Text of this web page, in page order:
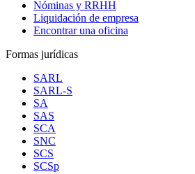
Nóminas y RRHH
Liquidación de empresa
Encontrar una oficina
Formas jurídicas
SARL
SARL-S
SA
SAS
SCA
SNC
SCS
SCSp